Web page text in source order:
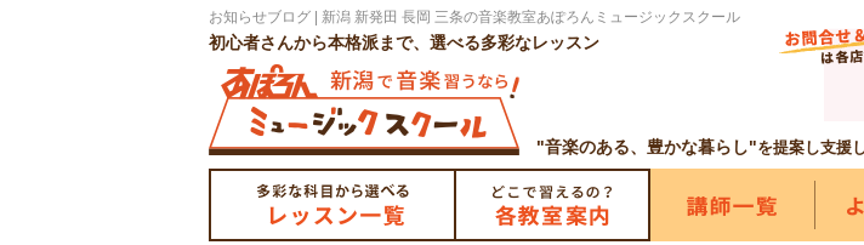
お知らせブログ | 新潟 新発田 長岡 三条の音楽教室あぽろんミュージックスクール
初心者さんから本格派まで、選べる多彩なレッスン
"音楽のある、豊かな暮らし"を提案し支援